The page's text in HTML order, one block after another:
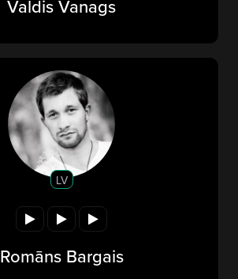
Valdis Vanags
LV
Romāns Bargais